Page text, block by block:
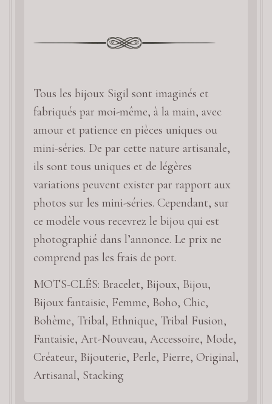
Tous les bijoux Sigil sont imaginés et
fabriqués par moi-même, à la main, avec
amour et patience en pièces uniques ou
mini-séries. De par cette nature artisanale,
ils sont tous uniques et de légères
variations peuvent exister par rapport aux
photos sur les mini-séries. Cependant, sur
ce modèle vous recevrez le bijou qui est
photographié dans l’annonce. Le prix ne
comprend pas les frais de port.
MOTS-CLÉS: Bracelet, Bijoux, Bijou,
Bijoux fantaisie, Femme, Boho, Chic,
Bohème, Tribal, Ethnique, Tribal Fusion,
Fantaisie, Art-Nouveau, Accessoire, Mode,
Créateur, Bijouterie, Perle, Pierre, Original,
Artisanal, Stacking